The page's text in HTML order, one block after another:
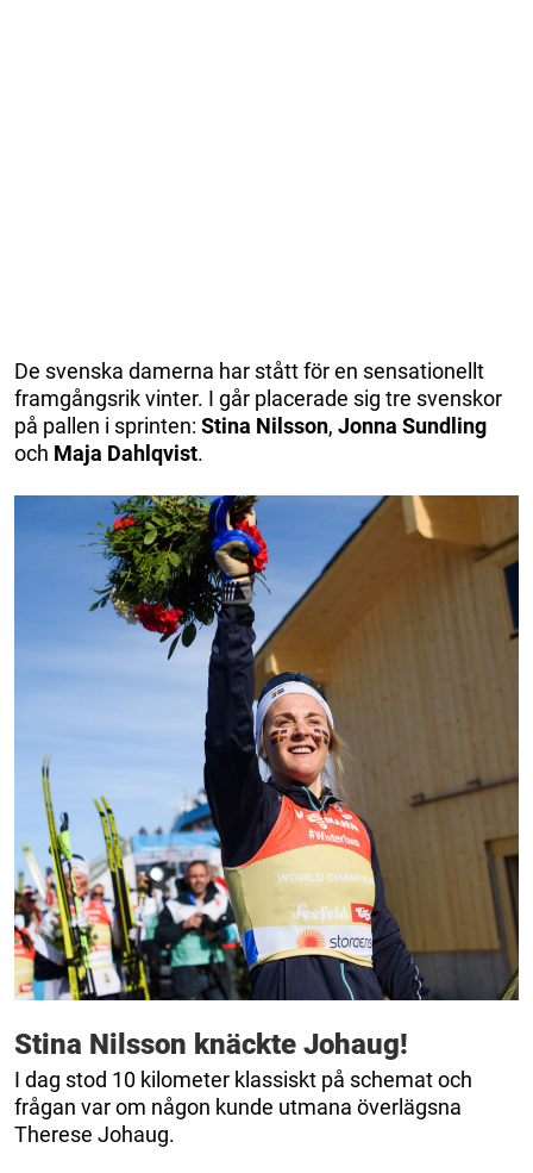
De svenska damerna har stått för en sensationellt
framgångsrik vinter. I går placerade sig tre svenskor
på pallen i sprinten: Stina Nilsson, Jonna Sundling
och Maja Dahlqvist.
Stina Nilsson knäckte Johaug!
I dag stod 10 kilometer klassiskt på schemat och
frågan var om någon kunde utmana överlägsna
Therese Johaug.